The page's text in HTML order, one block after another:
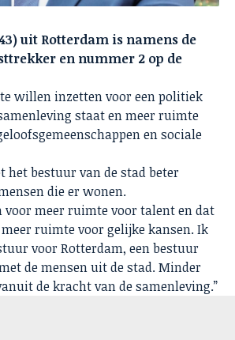
uit Rotterdam is namens de
en nummer 2 op de
te willen inzetten voor een politiek
staat en meer ruimte
en sociale
het bestuur van de stad beter
die er wonen.
meer ruimte voor talent en dat
ruimte voor gelijke kansen. Ik
voor Rotterdam, een bestuur
de mensen uit de stad. Minder
de kracht van de samenleving.”